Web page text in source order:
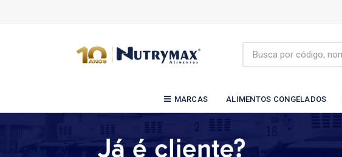
MARCAS ALIMENTOS CONGELADOS